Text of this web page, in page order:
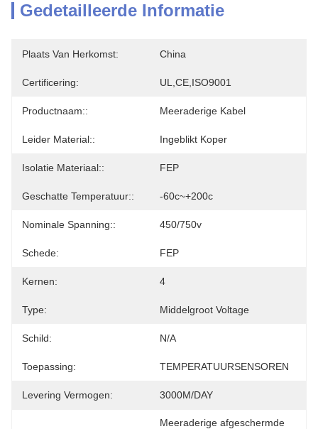
Gedetailleerde Informatie
Plaats Van Herkomst: China
Certificering: UL,CE,ISO9001
Productnaam:: Meeraderige Kabel
Leider Material:: Ingeblikt Koper
Isolatie Materiaal:: FEP
Geschatte Temperatuur:: -60c~+200c
Nominale Spanning:: 450/750v
Schede: FEP
Kernen: 4
Type: Middelgroot Voltage
Schild: N/A
Toepassing: TEMPERATUURSENSOREN
Levering Vermogen: 3000M/DAY
Meeraderige afgeschermde